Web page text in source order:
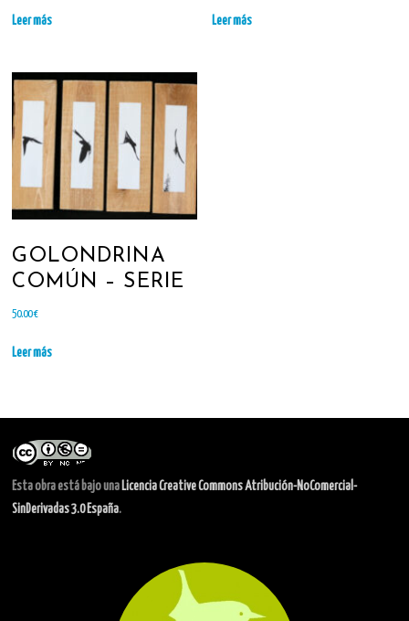
Leer más Leer más
GOLONDRINA
COMÚN – SERIE
50.00€
Leer más
Esta obra está bajo una Licencia Creative Commons Atribución-NoComercial-
SinDerivadas 3.0 España.